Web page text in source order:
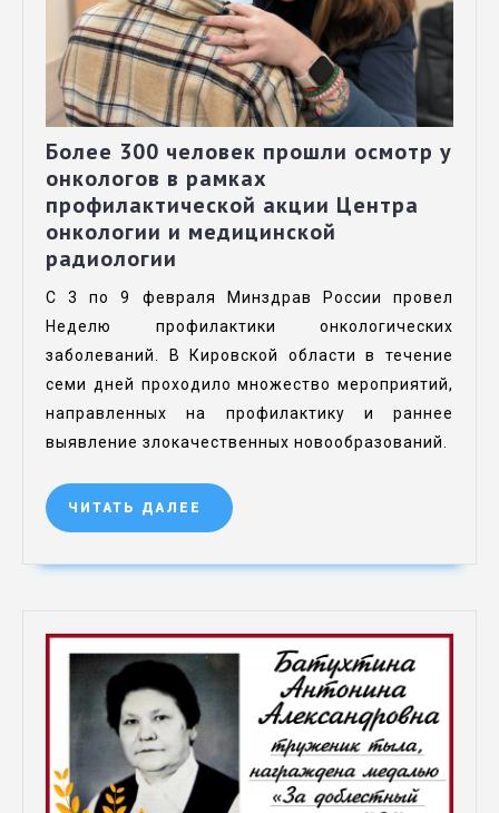
Более 300 человек прошли осмотр у
онкологов в рамках
профилактической акции Центра
онкологии и медицинской
радиологии
С 3 по 9 февраля Минздрав России провел
Неделю профилактики онкологических
заболеваний. В Кировской области в течение
семи дней проходило множество мероприятий,
направленных на профилактику и раннее
выявление злокачественных новообразований.
ЧИТАТЬ ДАЛЕЕ